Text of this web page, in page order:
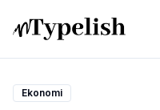
Ekonomi